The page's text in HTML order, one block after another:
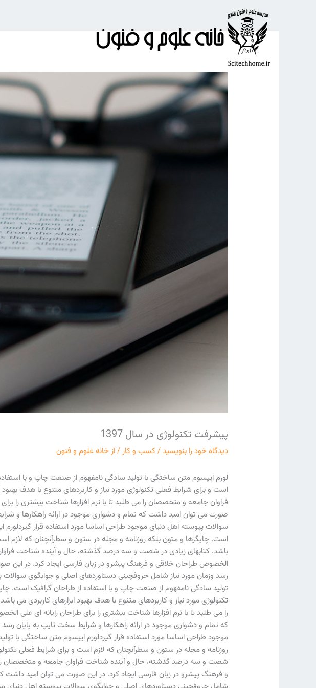
پیشرفت تکنولوژی در سال 1397
دیدگاه‌ خود را بنویسید/کسب و کار/ ازخانه علوم و فنون
لورم ایپسوم متن ساختگی با تولید سادگی نامفهوم از صنعت چاپ و با
است و برای شرایط فعلی تکنولوژی مورد نیاز و کاربردهای متنوع با هدف
فراوان جامعه و متخصصان را می طلبد تا با نرم افزارها شناخت بیشتری را
صورت می توان امید داشت که تمام و دشواری موجود در ارائه راهکارها و
سوالات پیوسته اهل دنیای موجود طراحی اساسا مورد استفاده قرار
است. چاپگرها و متون بلکه روزنامه و مجله در ستون و سطرآنچنان که لازم
باشد. کتابهای زیادی در شصت و سه درصد گذشته، حال و آینده شناخت
الخصوص طراحان خلاقی و فرهنگ پیشرو در زبان فارسی ایجاد کرد. در این
رسد وزمان مورد نیاز شامل حروفچینی دستاوردهای اصلی و جوابگوی سوالات
تولید سادگی نامفهوم از صنعت چاپ و با استفاده از طراحان گرافیک است.
تکنولوژی مورد نیاز و کاربردهای متنوع با هدف بهبود ابزارهای
را می طلبد تا با نرم افزارها شناخت بیشتری را برای طراحان رایانه ای
که تمام و دشواری موجود در ارائه راهکارها و شرایط سخت تایپ به پایان
موجود طراحی اساسا مورد استفاده قرار گیردلورم ایپسوم متن ساختگی با
روزنامه و مجله در ستون و سطرآنچنان که لازم است و برای شرایط فعلی
شصت و سه درصد گذشته، حال و آینده شناخت فراوان جامعه و متخصصان را
و فرهنگ پیشرو در زبان فارسی ایجاد کرد. در این صورت می توان امید داشت